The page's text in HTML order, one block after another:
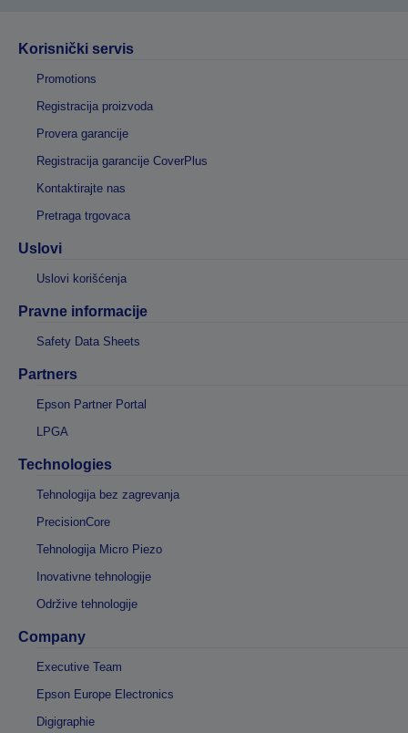
Korisnički servis
Promotions
Registracija proizvoda
Provera garancije
Registracija garancije CoverPlus
Kontaktirajte nas
Pretraga trgovaca
Uslovi
Uslovi korišćenja
Pravne informacije
Safety Data Sheets
Partners
Epson Partner Portal
LPGA
Technologies
Tehnologija bez zagrevanja
PrecisionCore
Tehnologija Micro Piezo
Inovativne tehnologije
Održive tehnologije
Company
Executive Team
Epson Europe Electronics
Digigraphie